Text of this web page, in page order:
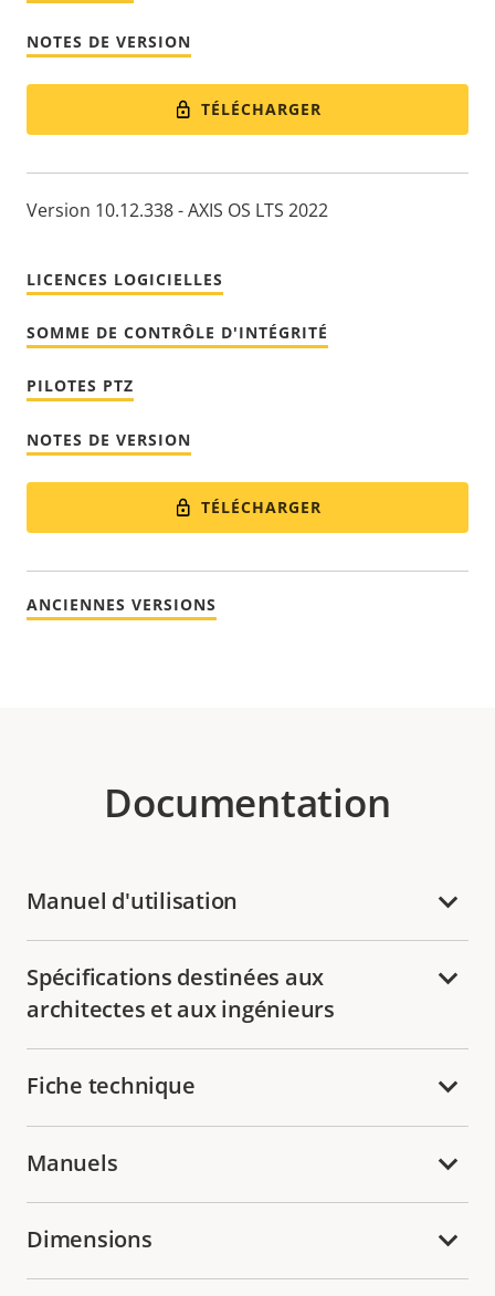
NOTES DE VERSION
TÉLÉCHARGER
Version 10.12.338 - AXIS OS LTS 2022
LICENCES LOGICIELLES
SOMME DE CONTRÔLE D'INTÉGRITÉ
PILOTES PTZ
NOTES DE VERSION
TÉLÉCHARGER
ANCIENNES VERSIONS
Documentation
Manuel d'utilisation
Spécifications destinées aux
architectes et aux ingénieurs
Fiche technique
Manuels
Dimensions